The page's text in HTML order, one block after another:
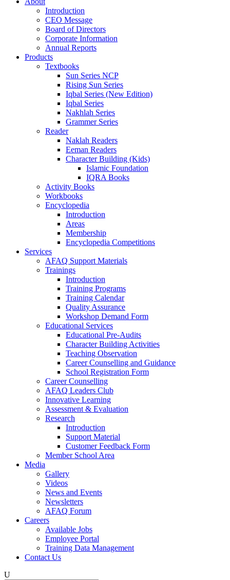
Introduction
CEO Message
Board of Directors
Corporate Information
Annual Reports
Products
Textbooks
Sun Series NCP
Rising Sun Series
Iqbal Series (New Edition)
Iqbal Series
Nakhlah Series
Grammer Series
Reader
Naklah Readers
Eeman Readers
Character Building (Kids)
Islamic Foundation
IQRA Books
Activity Books
Workbooks
Encyclopedia
Introduction
Areas
Membership
Encyclopedia Competitions
Services
AFAQ Support Materials
Trainings
Introduction
Training Programs
Training Calendar
Quality Assurance
Workshop Demand Form
Educational Services
Educational Pre-Audits
Character Building Activities
Teaching Observation
Career Counselling and Guidance
School Registration Form
Career Counselling
AFAQ Leaders Club
Innovative Learning
Assessment & Evaluation
Research
Introduction
Support Material
Customer Feedback Form
Member School Area
Media
Gallery
Videos
News and Events
Newsletters
AFAQ Forum
Careers
Available Jobs
Employee Portal
Training Data Management
Contact Us